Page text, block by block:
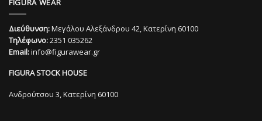
παραλλαγές.
Οι
επιλογές
μπορούν
επιλεγούν
παραλλαγές.
FIGURA WEAR
Διεύθυνση:Μεγάλου Αλεξάνδρου 42, Κατερίνη 60100
Τηλέφωνο:2351 035262
Email:info@figurawear.gr
FIGURA STOCK HOUSE
Ανδρούτσου 3, Κατερίνη 60100